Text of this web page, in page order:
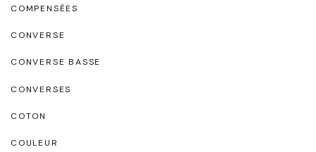
COMPENSÉES
CONVERSE
CONVERSE BASSE
CONVERSES
COTON
COULEUR